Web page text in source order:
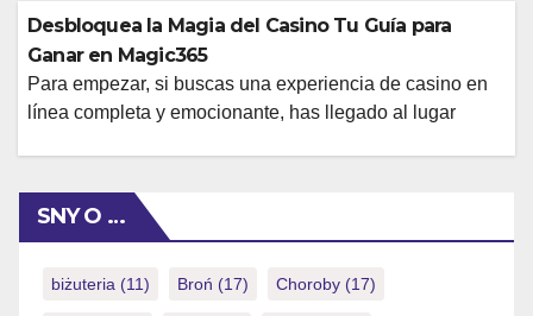
Desbloquea la Magia del Casino Tu Guía para
Ganar en Magic365
Para empezar, si buscas una experiencia de casino en
línea completa y emocionante, has llegado al lugar
accesibilidad y diversión sin interrupciones puede ser un
desafío. Queremos presentarte una opción que destaca
incluso al […]
SNY O …
biżuteria (11) Broń (17) Choroby (17)